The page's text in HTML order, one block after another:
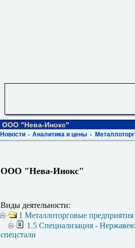
ООО "Нева-Инокс"
Новости Аналитика и цены
ООО "Нева-Инокс"
Виды деятельности:
1 Металлоторговые
1.5 Специализация -
спецстали